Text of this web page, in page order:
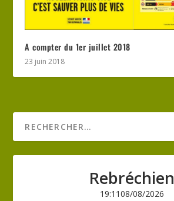
A compter du 1er juillet 2018
23 juin 2018
Rebréchien
19:1108/08/2026